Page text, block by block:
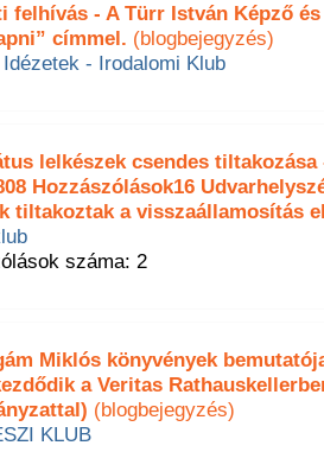
felhívás - A Türr István Képző
címmel. (blogbejegyzés)
- Irodalomi Klub
lelkészek csendes
Hozzászólások16
tiltakoztak a visszaállamosítás
száma: 2
Miklós könyvények
a Veritas
(blogbejegyzés)
KLUB